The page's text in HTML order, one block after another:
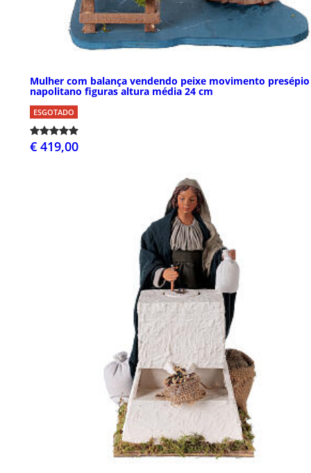
Mulher com balança vendendo peixe movimento presépio
napolitano figuras altura média 24 cm
ESGOTADO
€ 419,00